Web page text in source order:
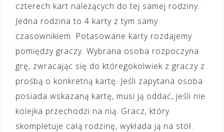
czterech kart należących do tej samej rodziny.
Jedna rodzina to 4 karty z tym samy
czasownikiem. Potasowane karty rozdajemy
pomiędzy graczy. Wybrana osoba rozpoczyna
grę, zwracając się do któregokolwiek z graczy z
prośbą o konkretną kartę. Jeśli zapytana osoba
posiada wskazaną kartę, musi ją oddać, jeśli nie
kolejka przechodzi na nią. Gracz, który
skompletuje całą rodzinę, wykłada ją na stół.